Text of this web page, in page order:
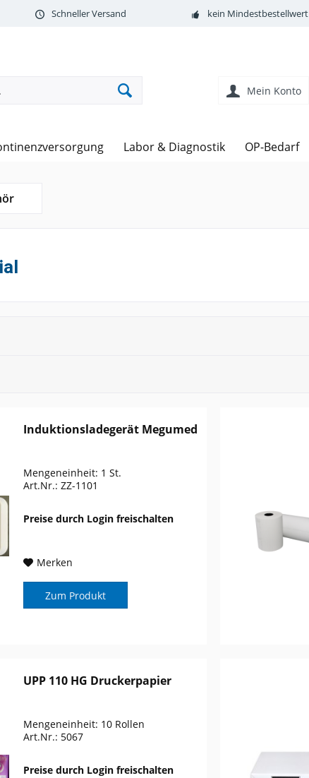
Schneller Versand kein Mindestbestellwert
Mein Konto
Labor & Diagnostik OP-Bedarf
Induktionsladegerät Megumed
Mengeneinheit: 1 St.
Art.Nr.: ZZ-1101
Preise durch Login freischalten
Merken
Zum Produkt
UPP 110 HG Druckerpapier
Mengeneinheit: 10 Rollen
Art.Nr.: 5067
Preise durch Login freischalten